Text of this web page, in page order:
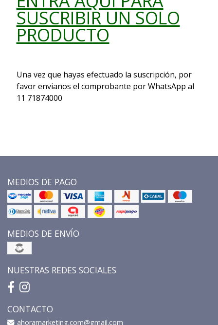
SUSCRIBIR UN SOLO
PRODUCTO
Una vez que hayas efectuado la suscripción, por
favor envianos el comprobante por WhatsApp al
11 71874000
MEDIOS DE PAGO
MEDIOS DE ENVÍO
NUESTRAS REDES SOCIALES
CONTACTO
ahoramarketing.com@gmail.com